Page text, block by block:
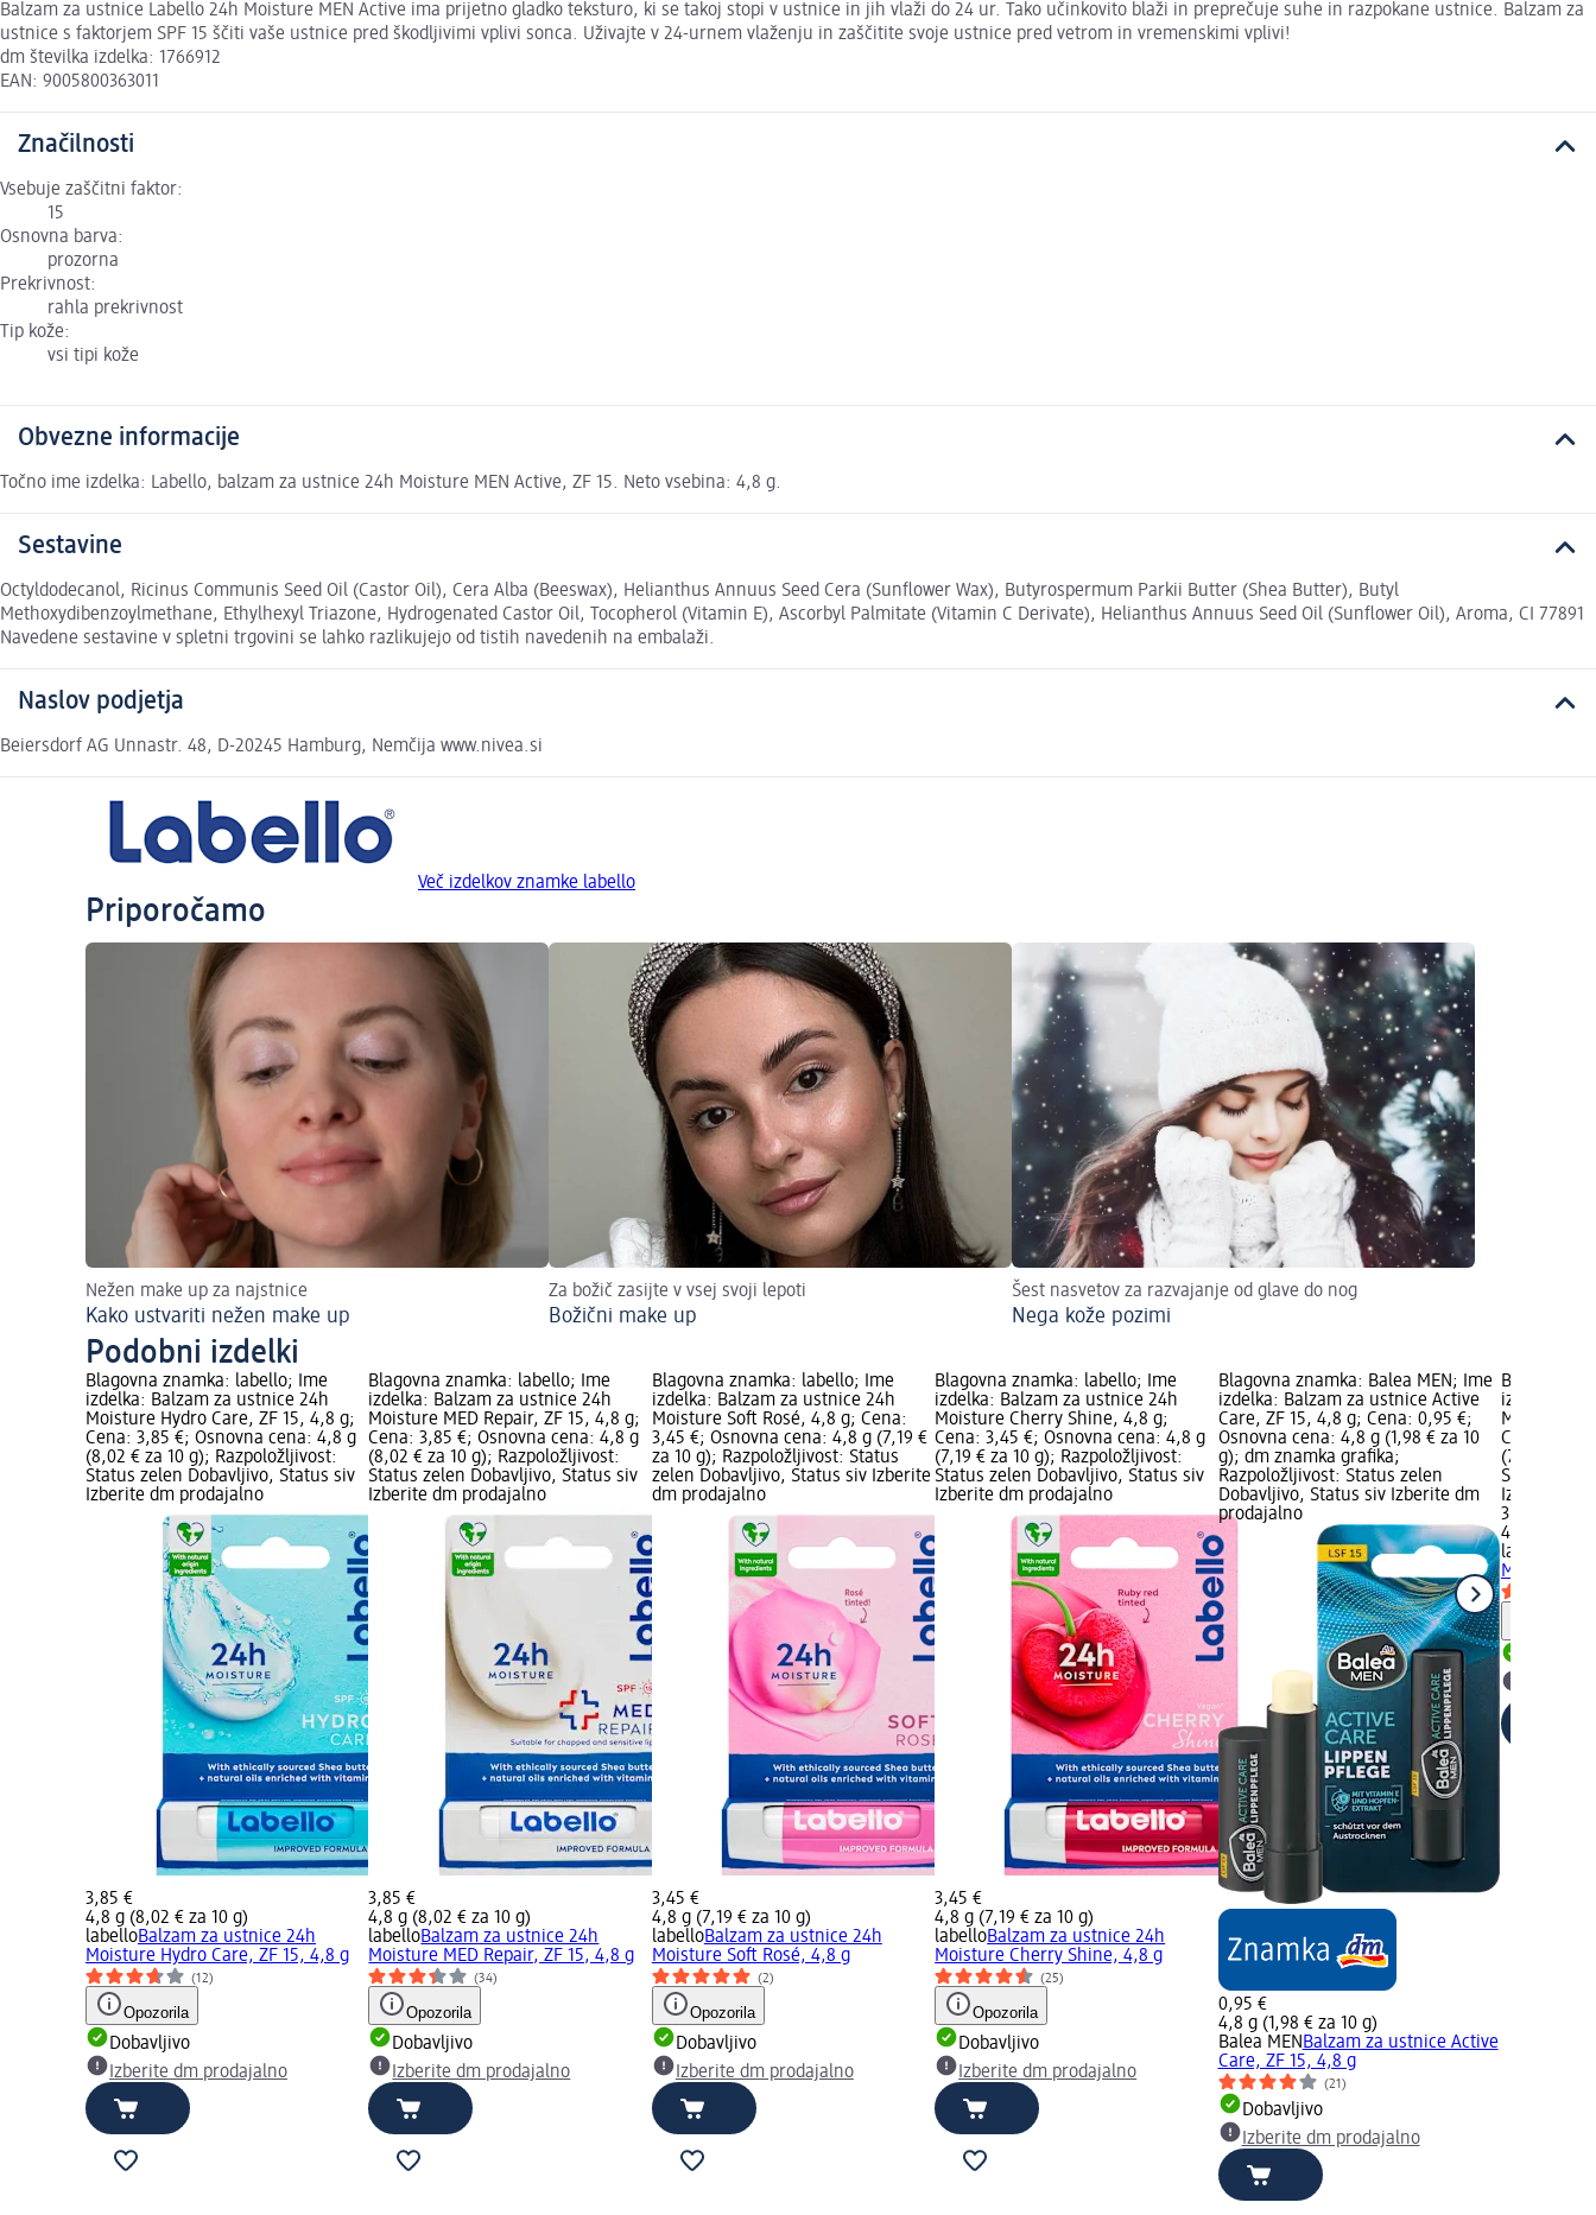
Balzam za ustnice Labello 24h Moisture MEN Active ima prijetno gladko teksturo, ki se takoj stopi v ustnice in jih vlaži do 24 ur. Tako učinkovito blaži in preprečuje suhe in razpokane ustnice. Balzam za
ustnice s faktorjem SPF 15 ščiti vaše ustnice pred škodljivimi vplivi sonca. Uživajte v 24-urnem vlaženju in zaščitite svoje ustnice pred vetrom in vremenskimi vplivi!
dm številka izdelka: 1766912
EAN: 9005800363011
Značilnosti
Vsebuje zaščitni faktor:
15
Osnovna barva:
prozorna
Prekrivnost:
rahla prekrivnost
Tip kože:
vsi tipi kože
Obvezne informacije
Točno ime izdelka: Labello, balzam za ustnice 24h Moisture MEN Active, ZF 15. Neto vsebina: 4,8 g.
Sestavine
Octyldodecanol, Ricinus Communis Seed Oil (Castor Oil), Cera Alba (Beeswax), Helianthus Annuus Seed Cera (Sunflower Wax), Butyrospermum Parkii Butter (Shea Butter), Butyl
Methoxydibenzoylmethane, Ethylhexyl Triazone, Hydrogenated Castor Oil, Tocopherol (Vitamin E), Ascorbyl Palmitate (Vitamin C Derivate), Helianthus Annuus Seed Oil (Sunflower Oil), Aroma, CI 77891
Navedene sestavine v spletni trgovini se lahko razlikujejo od tistih navedenih na embalaži.
Naslov podjetja
Beiersdorf AG Unnastr. 48, D-20245 Hamburg, Nemčija www.nivea.si
Več izdelkov znamke labello
Priporočamo
Nežen make up za najstnice
Kako ustvariti nežen make up
Za božič zasijte v vsej svoji lepoti
Božični make up
Šest nasvetov za razvajanje od glave do nog
Nega kože pozimi
Podobni izdelki
Blagovna znamka: labello; Ime
izdelka: Balzam za ustnice 24h
Moisture Hydro Care, ZF 15, 4,8 g;
Cena: 3,85 €; Osnovna cena: 4,8 g
(8,02 € za 10 g); Razpoložljivost:
Status zelen Dobavljivo, Status siv
Izberite dm prodajalno
3,85 €
4,8 g (8,02 € za 10 g)
labelloBalzam za ustnice 24h
Moisture Hydro Care, ZF 15, 4,8 g
(12)
Opozorila
Dobavljivo
Izberite dm prodajalno
Blagovna znamka: labello; Ime
izdelka: Balzam za ustnice 24h
Moisture MED Repair, ZF 15, 4,8 g;
Cena: 3,85 €; Osnovna cena: 4,8 g
(8,02 € za 10 g); Razpoložljivost:
Status zelen Dobavljivo, Status siv
Izberite dm prodajalno
3,85 €
4,8 g (8,02 € za 10 g)
labelloBalzam za ustnice 24h
Moisture MED Repair, ZF 15, 4,8 g
(34)
Opozorila
Dobavljivo
Izberite dm prodajalno
Blagovna znamka: labello; Ime
izdelka: Balzam za ustnice 24h
Moisture Soft Rosé, 4,8 g; Cena:
3,45 €; Osnovna cena: 4,8 g (7,19 €
za 10 g); Razpoložljivost: Status
zelen Dobavljivo, Status siv Izberite
dm prodajalno
3,45 €
4,8 g (7,19 € za 10 g)
labelloBalzam za ustnice 24h
Moisture Soft Rosé, 4,8 g
(2)
Opozorila
Dobavljivo
Izberite dm prodajalno
Blagovna znamka: labello; Ime
izdelka: Balzam za ustnice 24h
Moisture Cherry Shine, 4,8 g;
Cena: 3,45 €; Osnovna cena: 4,8 g
(7,19 € za 10 g); Razpoložljivost:
Status zelen Dobavljivo, Status siv
Izberite dm prodajalno
3,45 €
4,8 g (7,19 € za 10 g)
labelloBalzam za ustnice 24h
Moisture Cherry Shine, 4,8 g
(25)
Opozorila
Dobavljivo
Izberite dm prodajalno
Blagovna znamka: Balea MEN; Ime
izdelka: Balzam za ustnice Active
Care, ZF 15, 4,8 g; Cena: 0,95 €;
Osnovna cena: 4,8 g (1,98 € za 10
g); dm znamka grafika;
Razpoložljivost: Status zelen
Dobavljivo, Status siv Izberite dm
prodajalno
0,95 €
4,8 g (1,98 € za 10 g)
Balea MENBalzam za ustnice Active
Care, ZF 15, 4,8 g
(21)
Dobavljivo
Izberite dm prodajalno
Blagovna
izdelka:
Moisture
Cena: 3,45
(7,19 € za
Status
Izberite dm
3,45 €
4,8 g (7,19
labello
Moisture